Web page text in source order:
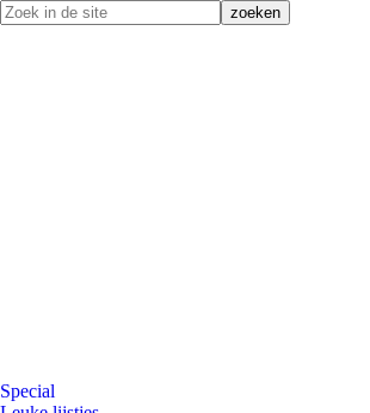
Special